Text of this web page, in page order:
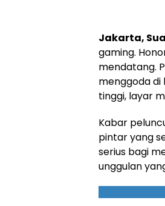
Jakarta,
gaming.
mendatang.
menggoda di
tinggi, layar
Kabar
pintar yang
serius bagi
unggulan